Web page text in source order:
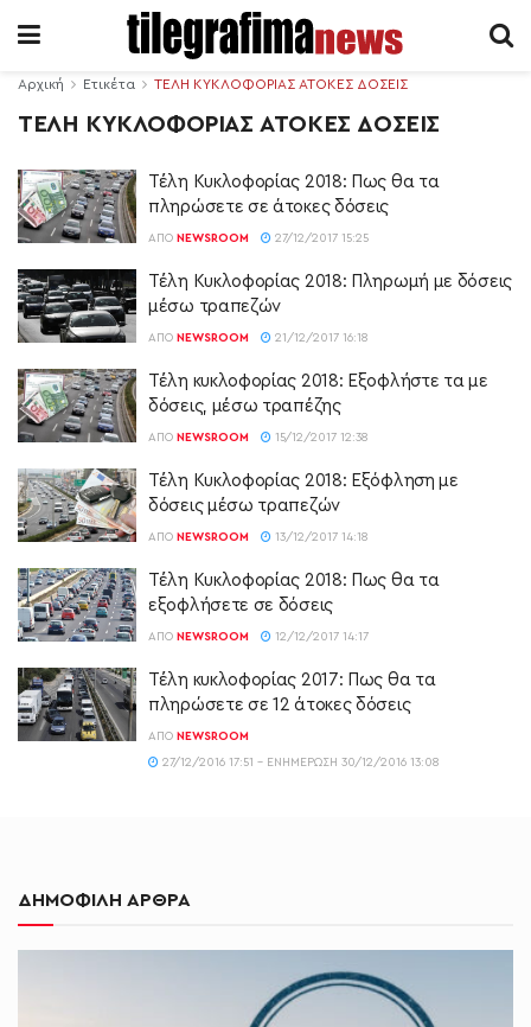
Αρχική Ετικέτα ΤΕΛΗ ΚΥΚΛΟΦΟΡΙΑΣ ΑΤΟΚΕΣ ΔΟΣΕΙΣ
ΤΕΛΗ ΚΥΚΛΟΦΟΡΙΑΣ ΑΤΟΚΕΣ ΔΟΣΕΙΣ
Τέλη Κυκλοφορίας 2018: Πως θα τα
πληρώσετε σε άτοκες δόσεις
ΑΠΌ NEWSROOM 27/12/2017 15:25
Τέλη Κυκλοφορίας 2018: Πληρωμή με δόσεις
μέσω τραπεζών
ΑΠΌ NEWSROOM 21/12/2017 16:18
Τέλη κυκλοφορίας 2018: Εξοφλήστε τα με
δόσεις, μέσω τραπέζης
ΑΠΌ NEWSROOM 15/12/2017 12:38
Τέλη Κυκλοφορίας 2018: Εξόφληση με
δόσεις μέσω τραπεζών
ΑΠΌ NEWSROOM 13/12/2017 14:18
Τέλη Κυκλοφορίας 2018: Πως θα τα
εξοφλήσετε σε δόσεις
ΑΠΌ NEWSROOM 12/12/2017 14:17
Τέλη κυκλοφορίας 2017: Πως θα τα
πληρώσετε σε 12 άτοκες δόσεις
ΑΠΌ NEWSROOM
27/12/2016 17:51 - ΕΝΗΜΈΡΩΣΗ 30/12/2016 13:08
ΔΗΜΟΦΙΛΗ ΑΡΘΡΑ